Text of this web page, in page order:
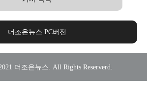
더조은뉴스 PC버전
더조은뉴스. All Rights Reserverd.